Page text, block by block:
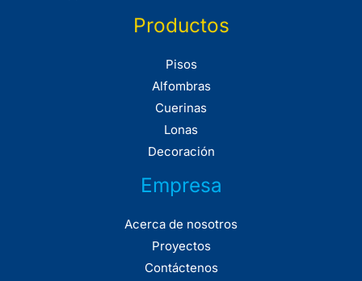
Productos
Pisos
Alfombras
Cuerinas
Lonas
Decoración
Empresa
Acerca de nosotros
Proyectos
Contáctenos